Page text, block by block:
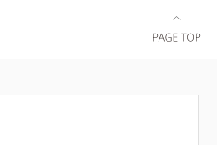
る透明感のある肌*2 男性の顔画像
を用いた印象評価において、基準画
かさ印象が高く評価されたこと*3